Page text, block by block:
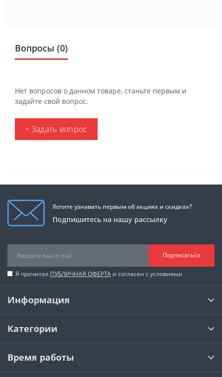
Вопросы (0)
Нет вопросов о данном товаре, станьте первым и
задайте свой вопрос.
+ Задать вопрос
Хотите узнавать первым об акциях и скидках?
Подпишитесь на нашу рассылку
Подписаться
Я прочитал ПУБЛИЧНАЯ ОФЕРТА и согласен с условиями
Информация
Категории
Время работы